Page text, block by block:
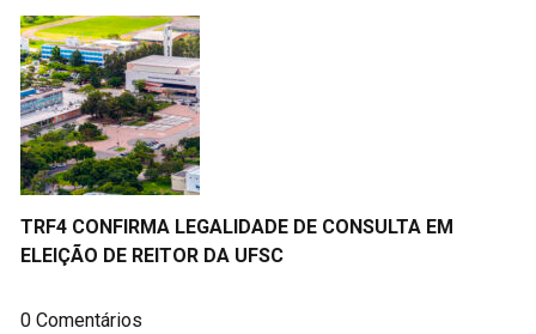
TRF4 CONFIRMA LEGALIDADE DE CONSULTA EM
ELEIÇÃO DE REITOR DA UFSC
0 Comentários